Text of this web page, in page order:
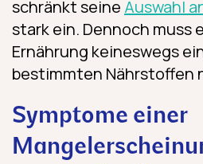
schränkt seine Auswahl
stark ein. Dennoch muss
Ernährung keineswegs
bestimmten Nährstoffen
Symptome einer